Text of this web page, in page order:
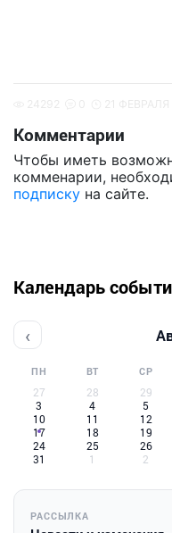
Комментарии
Чтобы иметь
комменарии,
подписку на сайте.
Календарь
‹
ПН ВТ СР
27 28 29
3
4 5
10
11 12
17
18 19
24
25 26
31
1 2
РАССЫЛКА